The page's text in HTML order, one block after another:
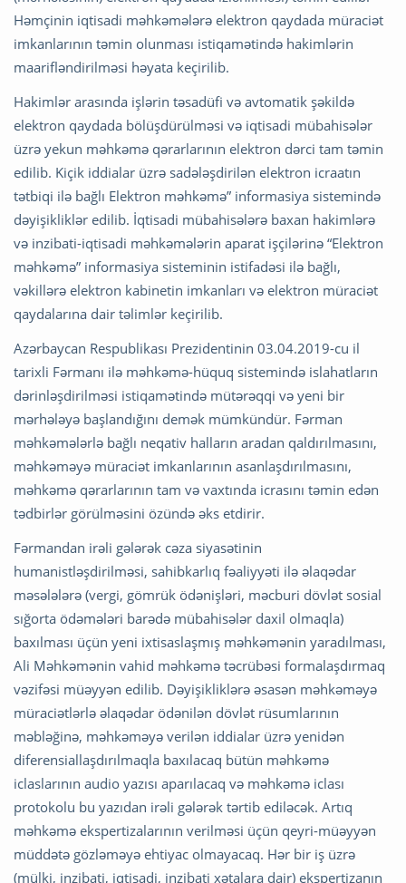
Həmçinin iqtisadi məhkəmələrə elektron qaydada müraciət
imkanlarının təmin olunması istiqamətində hakimlərin
maarifləndirilməsi həyata keçirilib.
Hakimlər arasında işlərin təsadüfi və avtomatik şəkildə
elektron qaydada bölüşdürülməsi və iqtisadi mübahisələr
üzrə yekun məhkəmə qərarlarının elektron dərci tam təmin
edilib. Kiçik iddialar üzrə sadələşdirilən elektron icraatın
tətbiqi ilə bağlı Elektron məhkəmə” informasiya sistemində
dəyişikliklər edilib. İqtisadi mübahisələrə baxan hakimlərə
və inzibati-iqtisadi məhkəmələrin aparat işçilərinə “Elektron
məhkəmə” informasiya sisteminin istifadəsi ilə bağlı,
vəkillərə elektron kabinetin imkanları və elektron müraciət
qaydalarına dair təlimlər keçirilib.
Azərbaycan Respublikası Prezidentinin 03.04.2019-cu il
tarixli Fərmanı ilə məhkəmə-hüquq sistemində islahatların
dərinləşdirilməsi istiqamətində mütərəqqi və yeni bir
mərhələyə başlandığını demək mümkündür. Fərman
məhkəmələrlə bağlı neqativ halların aradan qaldırılmasını,
məhkəməyə müraciət imkanlarının asanlaşdırılmasını,
məhkəmə qərarlarının tam və vaxtında icrasını təmin edən
tədbirlər görülməsini özündə əks etdirir.
Fərmandan irəli gələrək cəza siyasətinin
humanistləşdirilməsi, sahibkarlıq fəaliyyəti ilə əlaqədar
məsələlərə (vergi, gömrük ödənişləri, məcburi dövlət sosial
sığorta ödəmələri barədə mübahisələr daxil olmaqla)
baxılması üçün yeni ixtisaslaşmış məhkəmənin yaradılması,
Ali Məhkəmənin vahid məhkəmə təcrübəsi formalaşdırmaq
vəzifəsi müəyyən edilib. Dəyişikliklərə əsasən məhkəməyə
müraciətlərlə əlaqədar ödənilən dövlət rüsumlarının
məbləğinə, məhkəməyə verilən iddialar üzrə yenidən
diferensiallaşdırılmaqla baxılacaq bütün məhkəmə
iclaslarının audio yazısı aparılacaq və məhkəmə iclası
protokolu bu yazıdan irəli gələrək tərtib ediləcək. Artıq
məhkəmə ekspertizalarının verilməsi üçün qeyri-müəyyən
müddətə gözləməyə ehtiyac olmayacaq. Hər bir iş üzrə
(mülki, inzibati, iqtisadi, inzibati xətalara dair) ekspertizanın